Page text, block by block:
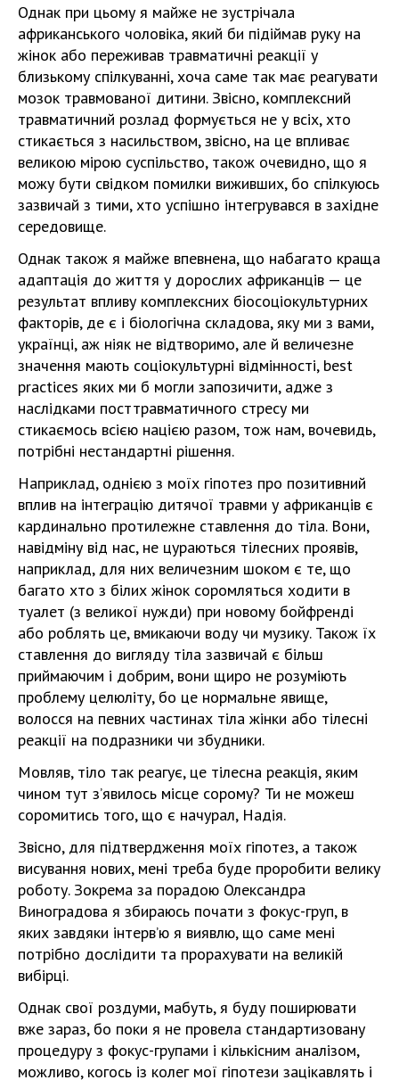
Однак при цьому я майже не зустрічала
африканського чоловіка, який би підіймав руку на
жінок або переживав травматичні реакції у
близькому спілкуванні, хоча саме так має реагувати
мозок травмованої дитини. Звісно, комплексний
травматичний розлад формується не у всіх, хто
стикається з насильством, звісно, на це впливає
великою мірою суспільство, також очевидно, що я
можу бути свідком помилки виживших, бо спілкуюсь
зазвичай з тими, хто успішно інтегрувався в західне
середовище.
Однак також я майже впевнена, що набагато краща
адаптація до життя у дорослих африканців — це
результат впливу комплексних біосоціокультурних
факторів, де є і біологічна складова, яку ми з вами,
українці, аж ніяк не відтворимо, але й величезне
значення мають соціокультурні відмінності, best
practices яких ми б могли запозичити, адже з
наслідками посттравматичного стресу ми
стикаємось всією нацією разом, тож нам, вочевидь,
потрібні нестандартні рішення.
Наприклад, однією з моїх гіпотез про позитивний
вплив на інтеграцію дитячої травми у африканців є
кардинально протилежне ставлення до тіла. Вони,
навідміну від нас, не цураються тілесних проявів,
наприклад, для них величезним шоком є те, що
багато хто з білих жінок соромляться ходити в
туалет (з великої нужди) при новому бойфренді
або роблять це, вмикаючи воду чи музику. Також їх
ставлення до вигляду тіла зазвичай є більш
приймаючим і добрим, вони щиро не розуміють
проблему целюліту, бо це нормальне явище,
волосся на певних частинах тіла жінки або тілесні
реакції на подразники чи збудники.
Мовляв, тіло так реагує, це тілесна реакція, яким
чином тут зʼявилось місце сорому? Ти не можеш
соромитись того, що є начурал, Надія.
Звісно, для підтвердження моїх гіпотез, а також
висування нових, мені треба буде проробити велику
роботу. Зокрема за порадою Олександра
Виноградова я збираюсь почати з фокус-груп, в
яких завдяки інтервʼю я виявлю, що саме мені
потрібно дослідити та прорахувати на великій
вибірці.
Однак свої роздуми, мабуть, я буду поширювати
вже зараз, бо поки я не провела стандартизовану
процедуру з фокус-групами і кількісним аналізом,
можливо, когось із колег мої гіпотези зацікавлять і